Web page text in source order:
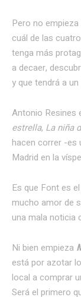
Pero no empieza
cuál de las
tenga más
a decaer,
y que tendrá a
Antonio Resines
estrella, La niña
hacen correr -es
Madrid en la
Es que Font es
mucho amor de
una mala noticia
Ni bien empieza
está por azotar
local a comprar
Será el primero